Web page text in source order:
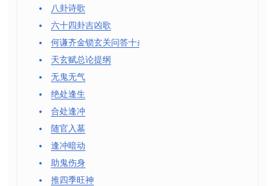
八卦诗歌
六十四卦吉凶歌
何谦齐金锁玄关问答十条
天玄赋总论提纲
无鬼无气
绝处逢生
合处逢冲
随官入墓
逢冲暗动
助鬼伤身
推四季旺神